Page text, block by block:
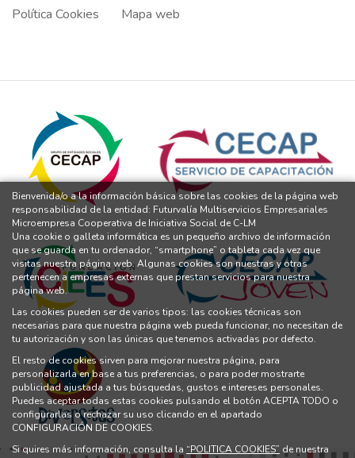
Política Cookies
Mapa web
Bienvenida/o a la información básica sobre las cookies de la página web
responsabilidad de la entidad: Futurvalía Multiservicios Empresariales
Microempresa Cooperativa de Iniciativa Social de C-LM
Una cookie o galleta informática es un pequeño archivo de información
que se guarda en tu ordenador, “smartphone” o tableta cada vez que
visitas nuestra página web. Algunas cookies son nuestras y otras
pertenecen a empresas externas que prestan servicios para nuestra
página web.
Las cookies pueden ser de varios tipos: las cookies técnicas son
necesarias para que nuestra página web pueda funcionar, no necesitan de
tu autorización y son las únicas que tenemos activadas por defecto.
El resto de cookies sirven para mejorar nuestra página, para
personalizarla en base a tus preferencias, o para poder mostrarte
publicidad ajustada a tus búsquedas, gustos e intereses personales.
Puedes aceptar todas estas cookies pulsando el botón ACEPTA TODO o
configurarlas o rechazar su uso clicando en el apartado
CONFIGURACIÓN DE COOKIES.
Si quires más información, consulta la “POLITICA COOKIES” de nuestra